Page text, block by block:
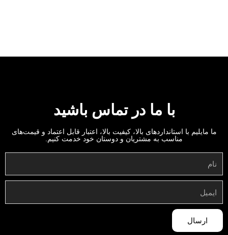
با ما در تماس باشید
ما مایلیم با استانداردهای بالا، کیفیت بالا، اعتبار قابل اعتماد و قیمت‌های
مناسب به مشتریان و دوستان خود خدمت کنیم.
ارسال